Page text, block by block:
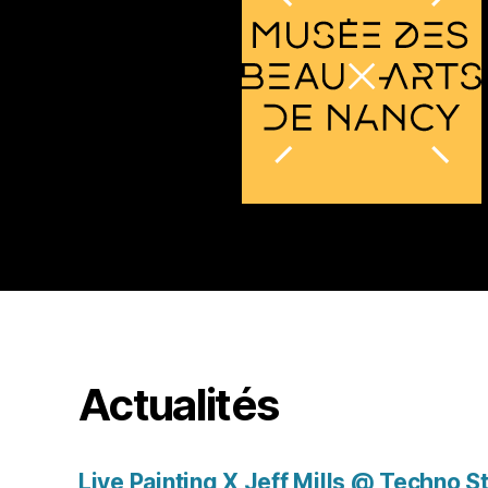
Actualités
Live Painting X Jeff Mills @ Techno